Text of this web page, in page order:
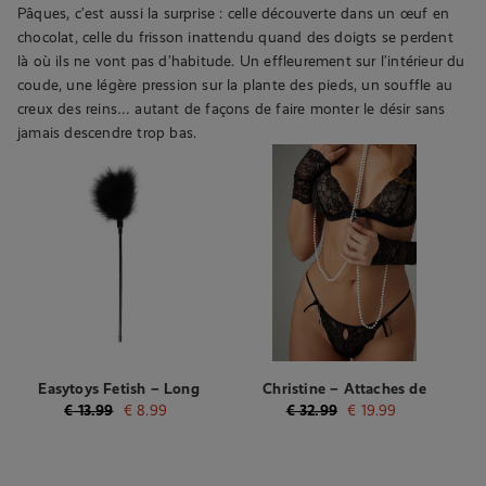
Pâques, c’est aussi la surprise : celle découverte dans un œuf en
chocolat, celle du frisson inattendu quand des doigts se perdent
là où ils ne vont pas d’habitude. Un effleurement sur l’intérieur du
coude, une légère pression sur la plante des pieds, un souffle au
creux des reins… autant de façons de faire monter le désir sans
jamais descendre trop bas.
Easytoys Fetish – Long
plumeau pour chatouille –
€13.99 € 8.99
Christine – Attaches de
bondage en dentelle et
€32.99 € 19.99